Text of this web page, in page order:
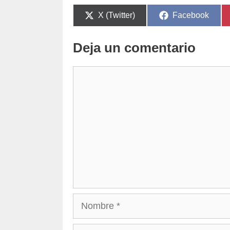
Compartir
X (Twitter)
Compartir
Facebook
Deja un comentario
Nombre